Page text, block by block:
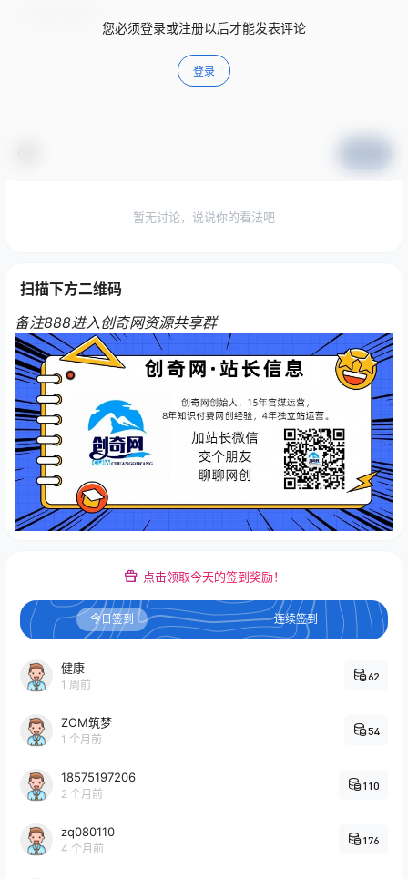
您必须登录或注册以后才能发表评论
登录
暂无讨论，说说你的看法吧
扫描下方二维码
备注888进入创奇网资源共享群
点击领取今天的签到奖励！
今日签到 连续签到
健康
1 周前
62
ZOM筑梦
1 个月前
54
18575197206
2 个月前
110
zq080110
4 个月前
176